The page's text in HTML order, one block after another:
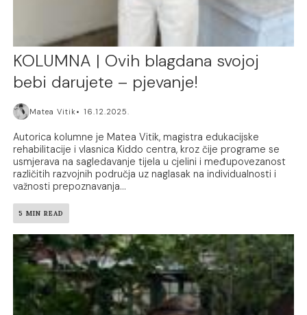
KOLUMNA | Ovih blagdana svojoj
bebi darujete – pjevanje!
Matea Vitik 16.12.2025.
Autorica kolumne je Matea Vitik, magistra edukacijske
rehabilitacije i vlasnica Kiddo centra, kroz čije programe se
usmjerava na sagledavanje tijela u cjelini i međupovezanost
različitih razvojnih područja uz naglasak na individualnosti i
važnosti prepoznavanja...
5 MIN READ